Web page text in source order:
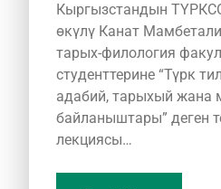
Кыргызстандын
өкүлү Канат
тарых-филология
студенттерине “Түрк
адабий, тарыхый жана
байланыштары” деген
лекциясы…